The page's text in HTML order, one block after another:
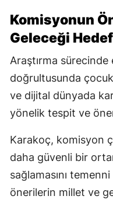
Komisyonun
Geleceği
Araştırma
doğrultusunda
ve dijital dünyada
yönelik tespit ve
Karakoç, komisyon
daha güvenli bir
sağlamasını
önerilerin millet ve